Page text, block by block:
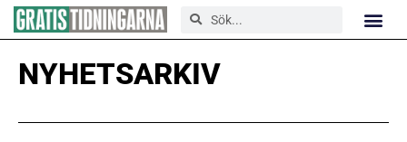
NYHETSARKIV